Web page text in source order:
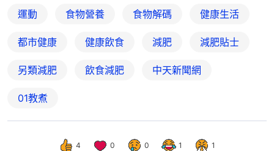
運動 食物營養 食物解碼 健康生活
都市健康 健康飲食 減肥 減肥貼士
另類減肥 飲食減肥 中天新聞網
01教煮
4 0 0 1 1